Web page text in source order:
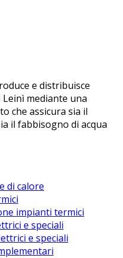
e distribuisce
Leinì mediante una
che assicura sia il
il fabbisogno di acqua
di calore
impianti termici
e speciali
e speciali